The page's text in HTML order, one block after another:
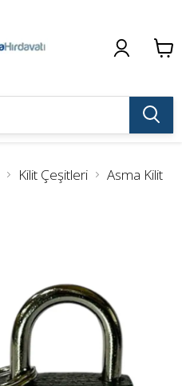
Kilit Çeşitleri
Asma Kilit